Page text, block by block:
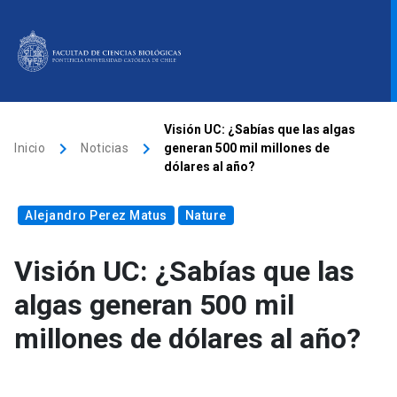
Biblioteca launch Donaciones launch Mi portal UC
search
Inicio
Quiénes somos
Inicio keyboard_arrow_right Noticias keyboard_arrow_right
Visión UC: ¿Sabías que las algas
generan 500 mil millones de
dólares al año?
Alejandro Perez Matus Nature
Visión UC: ¿Sabías que las
algas generan 500 mil
millones de dólares al año?